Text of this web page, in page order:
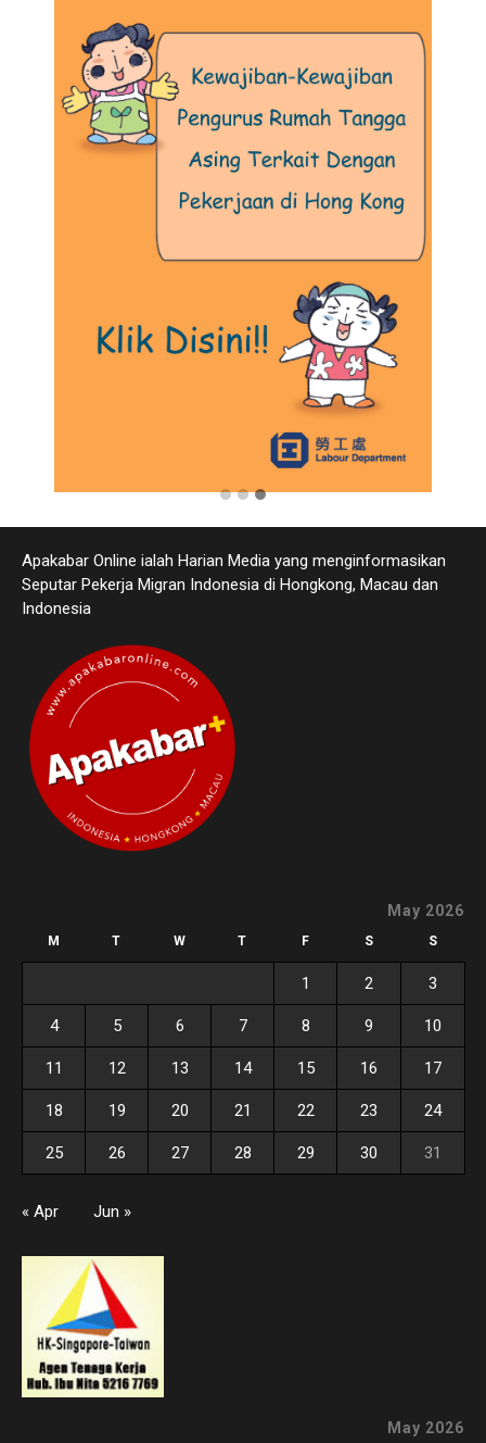
Apakabar Online ialah Harian Media yang menginformasikan
Seputar Pekerja Migran Indonesia di Hongkong, Macau dan
Indonesia
May 2026
M T W T F S S
1 2 3
4 5 6 7 8 9 10
11 12 13 14 15 16 17
18 19 20 21 22 23 24
25 26 27 28 29 30 31
« Apr Jun »
May 2026